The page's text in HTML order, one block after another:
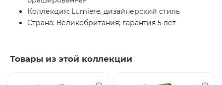
Коллекция: Lumiere, дизайнерский стиль
Страна: Великобритания; гарантия 5 лет
Товары из этой коллекции